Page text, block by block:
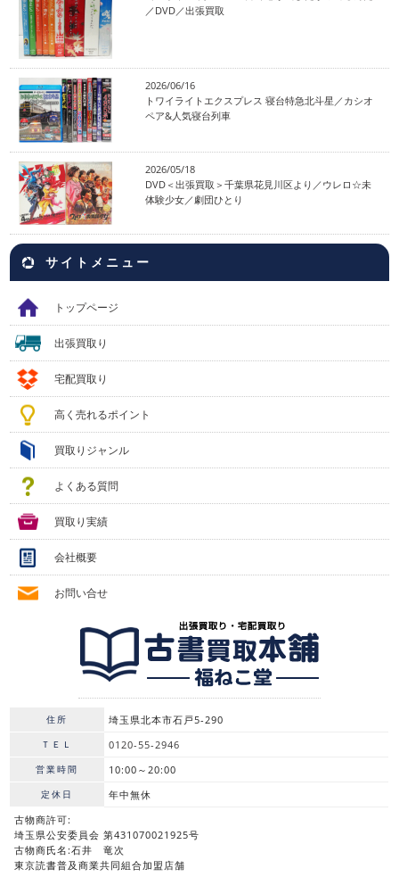
／DVD／出張買取
2026/06/16
トワイライトエクスプレス 寝台特急北斗星／カシオ
ペア&人気寝台列車
2026/05/18
DVD＜出張買取＞千葉県花見川区より／ウレロ☆未
体験少女／劇団ひとり
サイトメニュー
トップページ
出張買取り
宅配買取り
高く売れるポイント
買取りジャンル
よくある質問
買取り実績
会社概要
お問い合せ
住所 埼玉県北本市石戸5-290
ＴＥＬ 0120-55-2946
営業時間 10:00～20:00
定休日
年中無休
古物商許可:
埼玉県公安委員会 第431070021925号
古物商氏名:石井 竜次
東京読書普及商業共同組合加盟店舗